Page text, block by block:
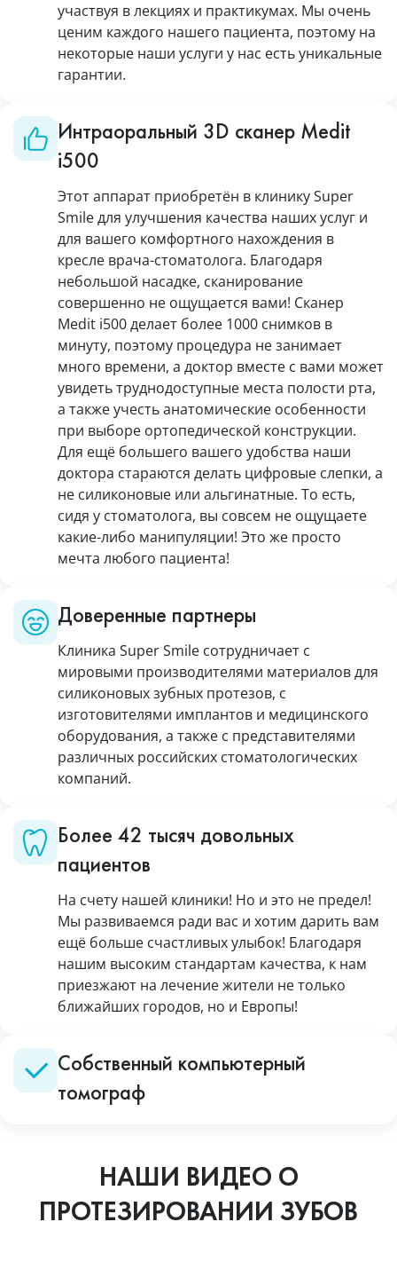
участвуя в лекциях и практикумах. Мы очень
ценим каждого нашего пациента, поэтому на
некоторые наши услуги у нас есть уникальные
гарантии.
Интраоральный 3D сканер Medit
i500
Этот аппарат приобретён в клинику Super
Smile для улучшения качества наших услуг и
для вашего комфортного нахождения в
кресле врача-стоматолога. Благодаря
небольшой насадке, сканирование
совершенно не ощущается вами! Сканер
Medit i500 делает более 1000 снимков в
минуту, поэтому процедура не занимает
много времени, а доктор вместе с вами может
увидеть труднодоступные места полости рта,
а также учесть анатомические особенности
при выборе ортопедической конструкции.
Для ещё большего вашего удобства наши
доктора стараются делать цифровые слепки, а
не силиконовые или альгинатные. То есть,
сидя у стоматолога, вы совсем не ощущаете
какие-либо манипуляции! Это же просто
мечта любого пациента!
Доверенные партнеры
Клиника Super Smile сотрудничает с
мировыми производителями материалов для
силиконовых зубных протезов, с
изготовителями имплантов и медицинского
оборудования, а также с представителями
различных российских стоматологических
компаний.
Более 42 тысяч довольных
пациентов
На счету нашей клиники! Но и это не предел!
Мы развиваемся ради вас и хотим дарить вам
ещё больше счастливых улыбок! Благодаря
нашим высоким стандартам качества, к нам
приезжают на лечение жители не только
ближайших городов, но и Европы!
Собственный компьютерный
томограф
НАШИ ВИДЕО О
ПРОТЕЗИРОВАНИИ ЗУБОВ